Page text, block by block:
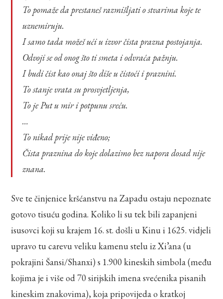
To pomaže da prestaneš razmišljati o stvarima koje te
uznemiruju.
I samo tada možeš ući u izvor čista prazna postojanja.
Odvoji se od onog što ti smeta i odvraća pažnju.
I budi čist kao onaj što diše u čistoći i praznini.
To stanje vrata su prosvjetljenja,
To je Put u mir i potpunu sreću.
…
To nikad prije nije viđeno;
Čista praznina do koje dolazimo bez napora dosad nije
znana.
Sve te činjenice kršćanstvu na Zapadu ostaju nepoznate
gotovo tisuću godina. Koliko li su tek bili zapanjeni
isusovci koji su krajem 16. st. došli u Kinu i 1625. vidjeli
upravo tu carevu veliku kamenu stelu iz Xi’ana (u
pokrajini Šansi/Shanxi) s 1.900 kineskih simbola (među
kojima je i više od 70 sirijskih imena svećenika pisanih
kineskim znakovima), koja pripovijeda o kratkoj